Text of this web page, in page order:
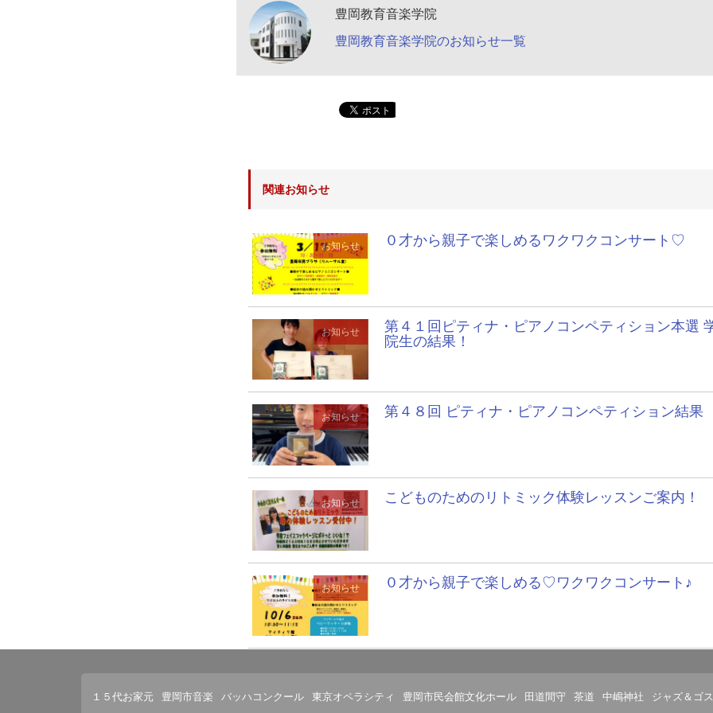
豊岡教育音楽学院
豊岡教育音楽学院のお知らせ一覧
関連お知らせ
お知らせ ０才から親子で楽しめるワクワクコンサート♡
お知らせ
第４１回ピティナ・ピアノコンペティション本選
院生の結果！
お知らせ 第４８回 ピティナ・ピアノコンペティション結果
お知らせ こどものためのリトミック体験レッスンご案内！
お知らせ ０才から親子で楽しめる♡ワクワクコンサート♪
１５代お家元 豊岡市音楽 バッハコンクール 東京オペラシティ 豊岡市民会館文化ホール 田道間守 茶道 中嶋神社 ジャズ＆ゴ